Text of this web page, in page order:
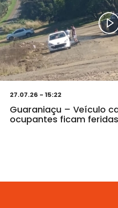
27.07.26 - 15:22
Guaraniaçu – Veículo
ocupantes ficam feridas